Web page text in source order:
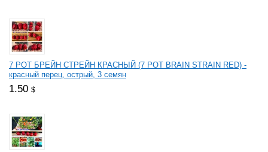
7 РОТ БРЕЙН СТРЕЙН КРАСНЫЙ (7 РОТ BRAIN STRAIN RED) -
красный перец, острый, 3 семян
1.50 $